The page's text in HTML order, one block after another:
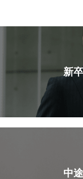
新
中